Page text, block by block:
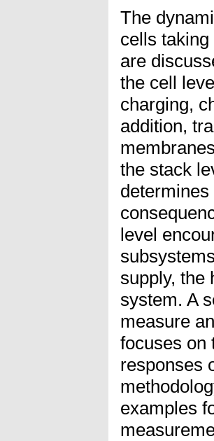
The
cells
are
the cell
charging,
addition,
the stack
level
supply, the
system. A
measure
focuses on
responses
examples